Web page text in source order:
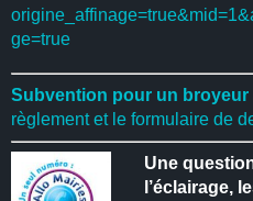
ge=true
Subvention pour un broyeur
règlement et le formulaire de
Une
l’éclairage,